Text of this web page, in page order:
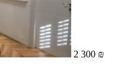
2 300 ₪